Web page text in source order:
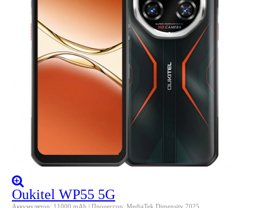
Oukitel WP55 5G
Аккумулятор: 11000 mAh | Процессор: MediaTek Dimensity 7025